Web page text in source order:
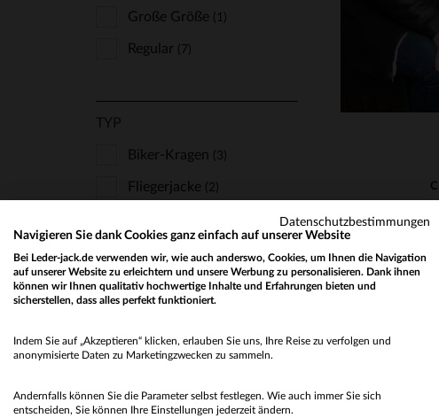
Große Größe (1)
Regular (7)
TYP
Biker-Kragen (3)
Fliegerjacke (2)
Mit Kapuze (1)
Mäntel(1)
Klassisch Und Zeitlos(4)
1
Datenschutzbestimmungen
Navigieren Sie dank Cookies ganz einfach auf unserer Website
Bei Leder-jack.de verwenden wir, wie auch anderswo, Cookies, um Ihnen die Navigation
auf unserer Website zu erleichtern und unsere Werbung zu personalisieren. Dank ihnen
können wir Ihnen qualitativ hochwertige Inhalte und Erfahrungen bieten und
sicherstellen, dass alles perfekt funktioniert.
Indem Sie auf „Akzeptieren“ klicken, erlauben Sie uns, Ihre Reise zu verfolgen und
anonymisierte Daten zu Marketingzwecken zu sammeln.
Andernfalls können Sie die Parameter selbst festlegen. Wie auch immer Sie sich
entscheiden, Sie können Ihre Einstellungen jederzeit ändern.